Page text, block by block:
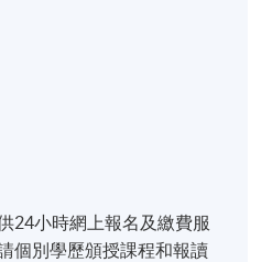
24小時網上報名及繳費服
個別學歷頒授課程和報讀